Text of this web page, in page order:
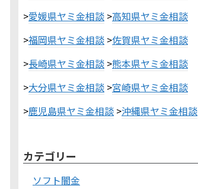
>愛媛県ヤミ金相談 >高知県ヤミ金相談
>福岡県ヤミ金相談 >佐賀県ヤミ金相談
>長崎県ヤミ金相談 >熊本県ヤミ金相談
>大分県ヤミ金相談 >宮崎県ヤミ金相談
>鹿児島県ヤミ金相談 >沖縄県ヤミ金相談
カテゴリー
ソフト闇金